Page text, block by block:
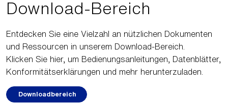
Download-Bereich
Entdecken Sie eine Vielzahl an nützlichen Dokumenten
und Ressourcen in unserem Download-Bereich.
Klicken Sie hier, um Bedienungsanleitungen, Datenblätter,
Konformitätserklärungen und mehr herunterzuladen.
Downloadbereich